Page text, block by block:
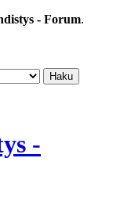
- Forum.
-